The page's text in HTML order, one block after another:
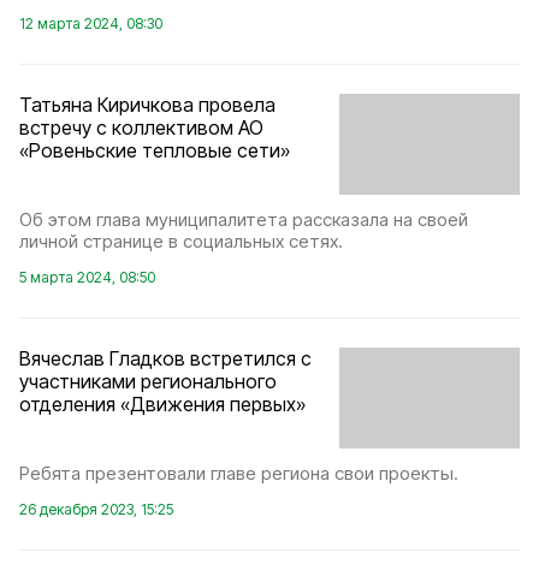
12 марта 2024, 08:30
Татьяна Киричкова провела
встречу с коллективом АО
«Ровеньские тепловые сети»
Об этом глава муниципалитета рассказала на своей
личной странице в социальных сетях.
5 марта 2024, 08:50
Вячеслав Гладков встретился с
участниками регионального
отделения «Движения первых»
Ребята презентовали главе региона свои проекты.
26 декабря 2023, 15:25